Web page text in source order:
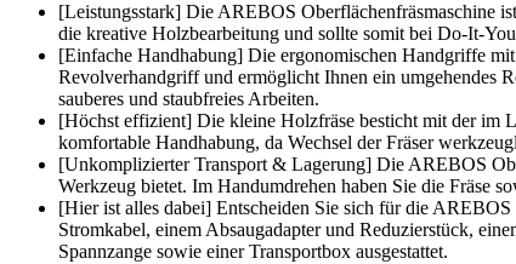
[Leistungsstark] Die AREBOS Oberflächenfräsmaschine
die kreative Holzbearbeitung und sollte somit bei Do-It-
[Einfache Handhabung] Die ergonomischen Handgriffe
Revolverhandgriff und ermöglicht Ihnen ein umgehendes
sauberes und staubfreies Arbeiten.
[Höchst effizient] Die kleine Holzfräse besticht mit der im
komfortable Handhabung, da Wechsel der Fräser
[Unkomplizierter Transport & Lagerung] Die AREBOS
Werkzeug bietet. Im Handumdrehen haben Sie die Fräse
[Hier ist alles dabei] Entscheiden Sie sich für die
Stromkabel, einem Absaugadapter und Reduzierstück,
Spannzange sowie einer Transportbox ausgestattet.